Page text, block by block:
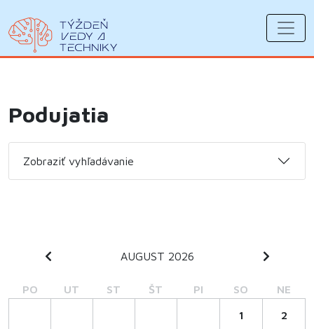
Podujatia
Zobraziť vyhľadávanie
AUGUST 2026
PO UT ST ŠT PI SO NE
1 2